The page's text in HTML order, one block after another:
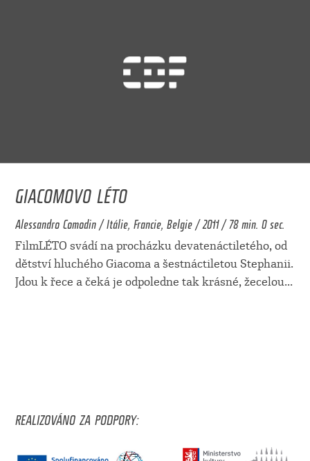
GIACOMOVO LÉTO
Alessandro Comodin / Itálie, Francie, Belgie / 2011 / 78 min. 0 sec.
FilmLÉTO svádí na procházku devatenáctiletého, od
dětství hluchého Giacoma a šestnáctiletou Stephanii.
Jdou k řece a čeká je odpoledne tak krásné, žecelou...
REALIZOVÁNO ZA PODPORY: